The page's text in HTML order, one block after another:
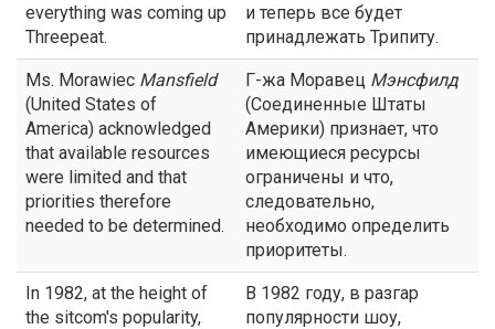
everything was coming up
Threepeat.
и теперь все будет
принадлежать Трипиту.
Ms. Morawiec Mansfield
(United States of
America) acknowledged
that available resources
were limited and that
priorities therefore
needed to be determined.
Г-жа Моравец Мэнсфилд
(Соединенные Штаты
Америки) признает, что
имеющиеся ресурсы
ограничены и что,
следовательно,
необходимо определить
приоритеты.
In 1982, at the height of
the sitcom's popularity,
В 1982 году, в разгар
популярности шоу,